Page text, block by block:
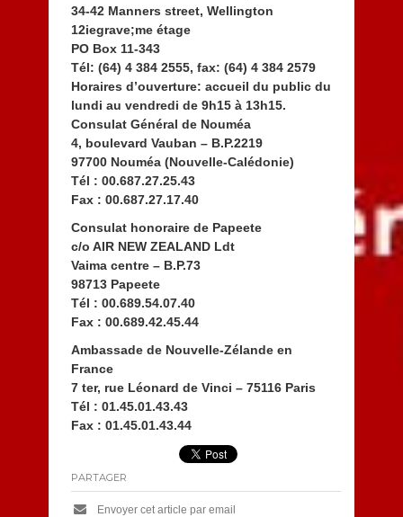
34-42 Manners street, Wellington
12iegrave;me étage
PO Box 11-343
Tél: (64) 4 384 2555, fax: (64) 4 384 2579
Horaires d’ouverture: accueil du public du
lundi au vendredi de 9h15 à 13h15.
Consulat Général de Nouméa
4, boulevard Vauban – B.P.2219
97700 Nouméa (Nouvelle-Calédonie)
Tél : 00.687.27.25.43
Fax : 00.687.27.17.40
Consulat honoraire de Papeete
c/o AIR NEW ZEALAND Ldt
Vaima centre – B.P.73
98713 Papeete
Tél : 00.689.54.07.40
Fax : 00.689.42.45.44
Ambassade de Nouvelle-Zélande en
France
7 ter, rue Léonard de Vinci – 75116 Paris
Tél : 01.45.01.43.43
Fax : 01.45.01.43.44
PARTAGER
Envoyer cet article par email